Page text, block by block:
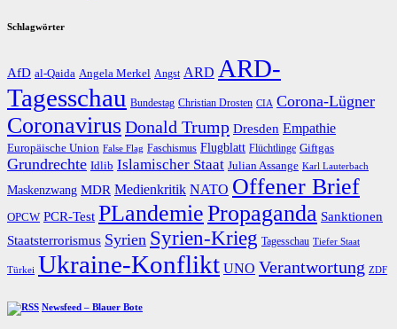
Schlagwörter
AfD al-Qaida Angela Merkel Angst ARD ARD-
Tagesschau Bundestag Christian Drosten CIA Corona-Lügner
CoronavirusDonald Trump Dresden Empathie
Europäische Union False Flag Faschismus Flugblatt Flüchtlinge Giftgas
Grundrechte Idlib Islamischer Staat Julian Assange Karl Lauterbach
Maskenzwang MDR Medienkritik NATO Offener Brief
OPCW PCR-Test PLandemiePropaganda Sanktionen
Staatsterrorismus Syrien Syrien-Krieg Tagesschau Tiefer Staat
Türkei Ukraine-Konflikt UNO Verantwortung ZDF
Newsfeed – Blauer Bote